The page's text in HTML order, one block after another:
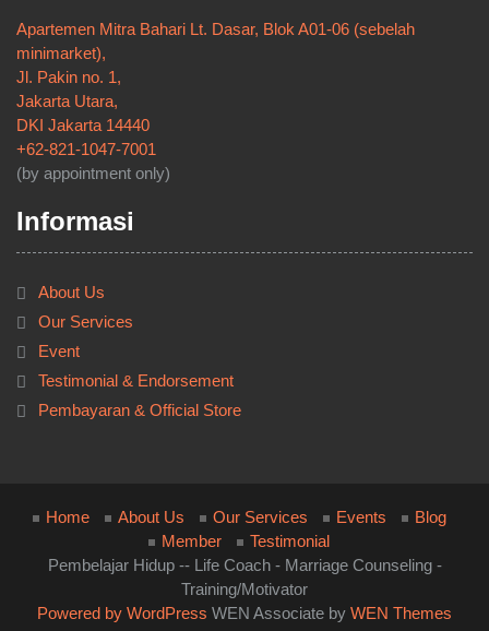
Apartemen Mitra Bahari Lt. Dasar, Blok A01-06 (sebelah
minimarket),
Jl. Pakin no. 1,
Jakarta Utara,
DKI Jakarta 14440
+62-821-1047-7001
(by appointment only)
Informasi
About Us
Our Services
Event
Testimonial & Endorsement
Pembayaran & Official Store
Home About Us Our Services Events
Blog
Member
Testimonial
Pembelajar Hidup -- Life Coach - Marriage Counseling -
Training/Motivator
Powered by WordPress WEN Associate by WEN Themes